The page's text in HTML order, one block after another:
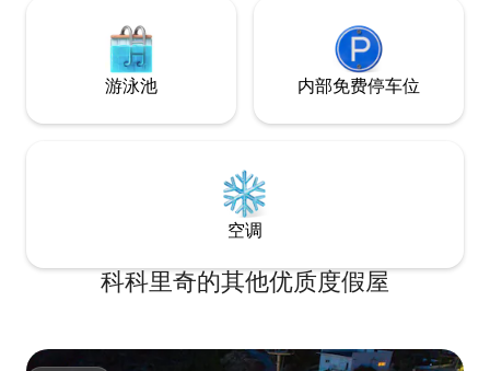
游泳池 内部免费停车位
空调
科科里奇的其他优质度假屋